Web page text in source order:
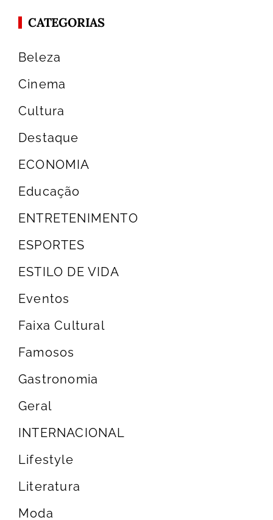
CATEGORIAS
Beleza
Cinema
Cultura
Destaque
ECONOMIA
Educação
ENTRETENIMENTO
ESPORTES
ESTILO DE VIDA
Eventos
Faixa Cultural
Famosos
Gastronomia
Geral
INTERNACIONAL
Lifestyle
Literatura
Moda